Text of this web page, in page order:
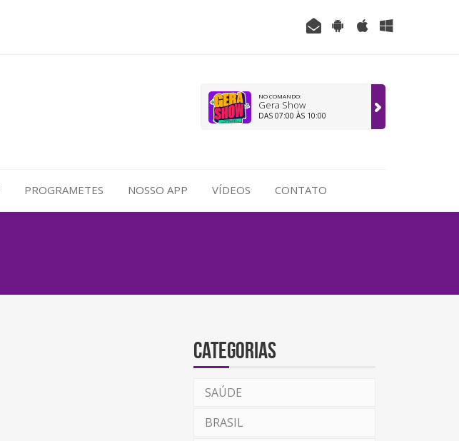
NO COMANDO:
Gera Show
DAS 07:00 ÀS 10:00
PROGRAMETES NOSSO APP VÍDEOS CONTATO
Categorias
SAÚDE
BRASIL